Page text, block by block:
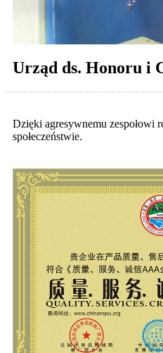
Urząd ds. Honoru i
Dzięki agresywnemu zespołowi
społeczeństwie.